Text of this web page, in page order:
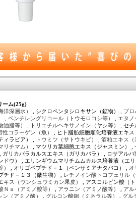
ーム(25g)
洋深層水）
, シクロペンタシロキサン（鉱物） ,
プ
ペンチレングリコール（トウモロコシ等）
エタ
油脂等）
トリエチルヘキサノイン（ヤシ等）
, セ
性コラーゲン（魚）
, ヒト脂肪細胞順化培養液エキ
ィラピア） ,
トウミツ（サトウキビ）
酒粕エキス
リチマム）
, マツリカ葉細胞エキス（ジャスミン）
ガリカバラカルスエキス（ガリカバラ） , ロサアル
ドウ） , エリンギウムマリチムムカルス培養液（エ
）
, オリゴペプチド－１（ベンサミアナタバコ） ,
チド－１３（微生物） ,
レチノイン酸トコフェリル
キス（ウンシュウミカン果皮）
, アスコルビン酸（
Ｎａ（アミノ酸等）
アラニン（アミノ酸等）
ア
ン（アミノ酸） グルコン酸銅（ミネラル等）
グル